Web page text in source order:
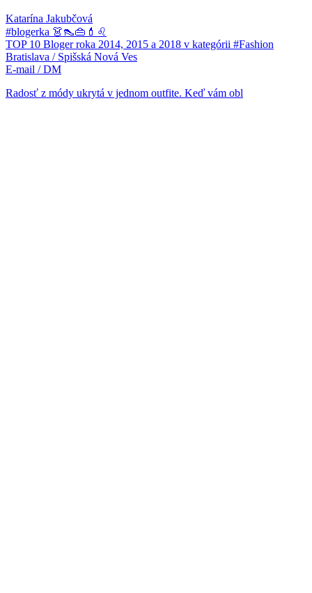
Katarína Jakubčová
#blogerka 👗👠👜💄♌
TOP 10 Bloger roka 2014, 2015 a 2018 v kategórii #Fashion
Bratislava / Spišská Nová Ves
E-mail / DM
Radosť z módy ukrytá v jednom outfite. Keď vám obl